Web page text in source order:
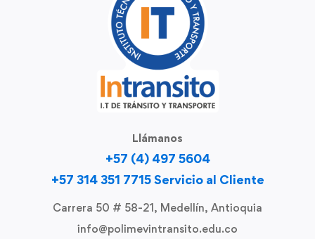
Llámanos
+57 (4) 497 5604
+57 314 351 7715 Servicio al Cliente
Carrera 50 # 58-21, Medellín, Antioquia
info@polimevintransito.edu.co